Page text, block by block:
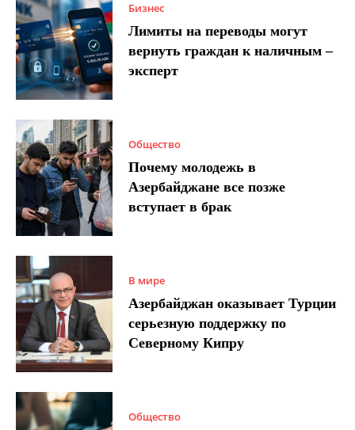
Бизнес
Лимиты на переводы могут
вернуть граждан к наличным –
эксперт
Общество
Почему молодежь в
Азербайджане все позже
вступает в брак
В мире
Азербайджан оказывает Турции
серьезную поддержку по
Северному Кипру
Общество